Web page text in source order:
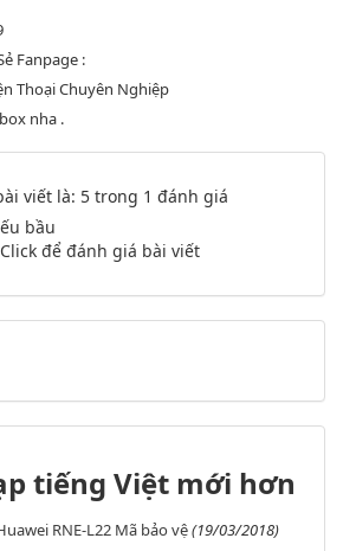
Fanpage :
Thoại Chuyên Nghiệp
nha .
viết là: 5 trong 1 đánh giá
bầu
Click để đánh giá bài viết
tiếng Việt mới hơn
RNE-L22 Mã bảo vệ(19/03/2018)